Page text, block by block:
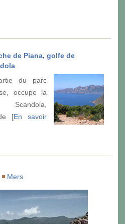
de Piana, golfe de
du parc
occupe la
[En savoir
Mers